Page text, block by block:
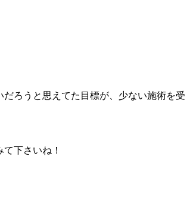
ろうと思えてた目標が、少ない施術を受
下さいね！